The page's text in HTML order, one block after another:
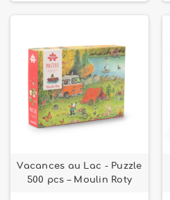
Vacances au Lac - Puzzle
500 pcs – Moulin Roty